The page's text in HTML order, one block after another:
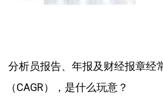
分析员报告、年报及财经报章经
（CAGR），是什么玩意？